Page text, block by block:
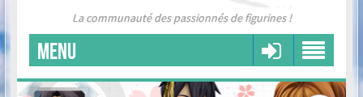
La communauté des passionnés de figurines !
MENU